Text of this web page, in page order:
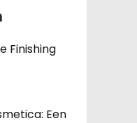
Finishing
Een